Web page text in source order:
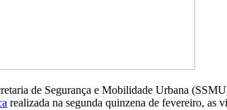
de Segurança e Mobilidade Urbana
realizada na segunda quinzena de fevereiro, as